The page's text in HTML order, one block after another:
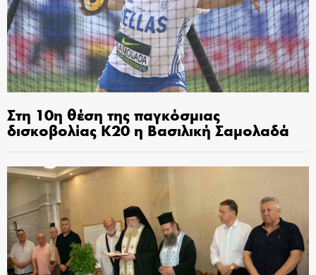
Στη 10η θέση της παγκόσμιας
δισκοβολίας Κ20 η Βασιλική Σαμολαδά